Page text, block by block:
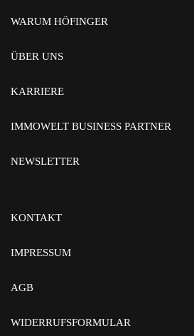
WARUM HÖFINGER
ÜBER UNS
KARRIERE
IMMOWELT BUSINESS PARTNER
NEWSLETTER
KONTAKT
IMPRESSUM
AGB
WIDERRUFSFORMULAR